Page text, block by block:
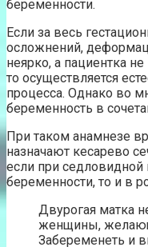
беременности.
Если за весь
осложнений,
неярко, а пациентка
то осуществляется
процесса. Однако во
беременность в
При таком анамнезе
назначают кесарево
если при
беременности, то и в
Двурогая матка
женщины,
Забеременеть и